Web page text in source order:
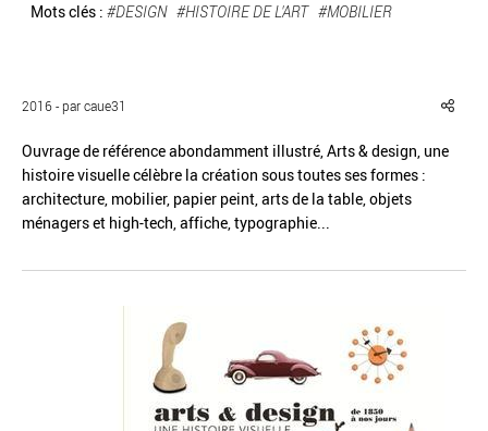
Réinitialiser Fermer la recherche avancée
Mots clés : #DESIGN #HISTOIRE DE L'ART #MOBILIER
2016 - par caue31
Ouvrage de référence abondamment illustré, Arts & design, une
histoire visuelle célèbre la création sous toutes ses formes :
architecture, mobilier, papier peint, arts de la table, objets
ménagers et high-tech, affiche, typographie...